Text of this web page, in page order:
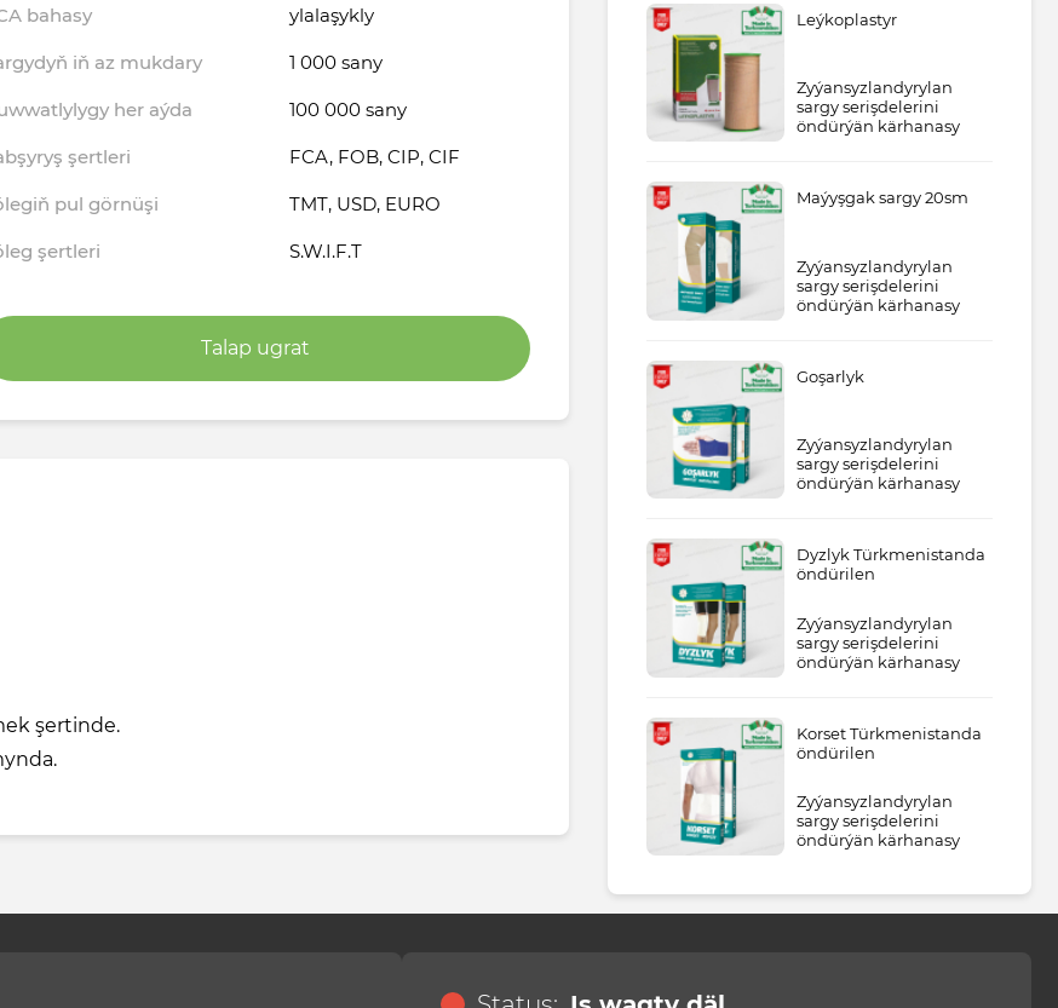
bahasy ylalaşykly
iň az mukdary 1 000 sany
her aýda 100 000 sany
şertleri FCA, FOB, CIP, CIF
pul görnüşi TMT, USD, EURO
şertleri S.W.I.F.T
Talap ugrat
şertinde.
Leýkoplastyr
Zyýansyzlandyrylan
sargy serişdelerini
öndürýän kärhanasy
Maýyşgak sargy 20sm
Zyýansyzlandyrylan
sargy serişdelerini
öndürýän kärhanasy
Goşarlyk
Zyýansyzlandyrylan
sargy serişdelerini
öndürýän kärhanasy
Dyzlyk Türkmenistanda
öndürilen
Zyýansyzlandyrylan
sargy serişdelerini
öndürýän kärhanasy
Korset Türkmenistanda
öndürilen
Zyýansyzlandyrylan
sargy serişdelerini
öndürýän kärhanasy